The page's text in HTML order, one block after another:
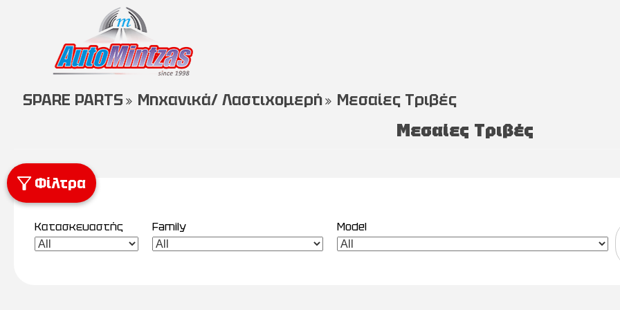
SPARE PARTS Μηχανικά/ Λαστιχομερή Μεσαίες Τριβές
Μεσαίες Τριβές
Φίλτρα
Κατασκευαστής Family Model